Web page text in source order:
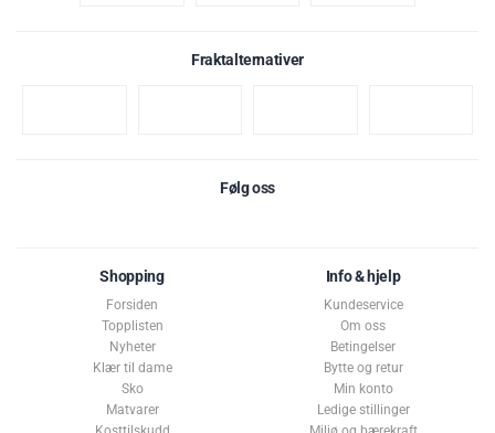
Fraktalternativer
Følg oss
Shopping
Forsiden
Topplisten
Nyheter
Klær til dame
Sko
Matvarer
Info & hjelp
Kundeservice
Om oss
Betingelser
Bytte og retur
Min konto
Ledige stillinger